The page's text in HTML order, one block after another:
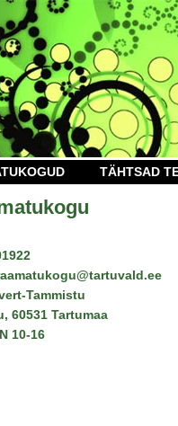
TÄHTSAD
Tammistu
60531 Tartumaa
10-16